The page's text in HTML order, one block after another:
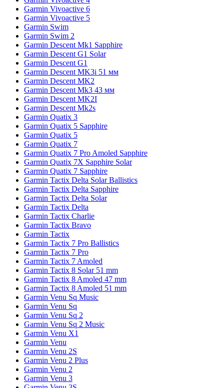
Garmin Vivoactive 6
Garmin Vivoactive 5
Garmin Swim
Garmin Swim 2
Garmin Descent Mk1 Sapphire
Garmin Descent G1 Solar
Garmin Descent G1
Garmin Descent MK3i 51 мм
Garmin Descent MK2
Garmin Descent Mk3 43 мм
Garmin Descent MK2I
Garmin Descent Mk2s
Garmin Quatix 3
Garmin Quatix 5 Sapphire
Garmin Quatix 5
Garmin Quatix 7
Garmin Quatix 7 Pro Amoled Sapphire
Garmin Quatix 7X Sapphire Solar
Garmin Quatix 7 Sapphire
Garmin Tactix Delta Solar Ballistics
Garmin Tactix Delta Sapphire
Garmin Tactix Delta Solar
Garmin Tactix Delta
Garmin Tactix Charlie
Garmin Tactix Bravo
Garmin Tactix
Garmin Tactix 7 Pro Ballistics
Garmin Tactix 7 Pro
Garmin Tactix 7 Amoled
Garmin Tactix 8 Solar 51 mm
Garmin Tactix 8 Amoled 47 mm
Garmin Tactix 8 Amoled 51 mm
Garmin Venu Sq Music
Garmin Venu Sq
Garmin Venu Sq 2
Garmin Venu Sq 2 Music
Garmin Venu X1
Garmin Venu
Garmin Venu 2S
Garmin Venu 2 Plus
Garmin Venu 2
Garmin Venu 3